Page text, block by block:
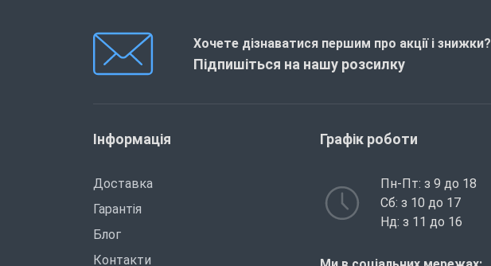
Хочете дізнаватися першим про акції і знижки?
Підпишіться на нашу розсилку
Інформація
Доставка
Гарантія
Блог
Контакти
Графік роботи
Пн-Пт: з 9 до 18
Сб: з 10 до 17
Нд: з 11 до 16